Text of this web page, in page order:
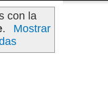
con la
.
Mostrar